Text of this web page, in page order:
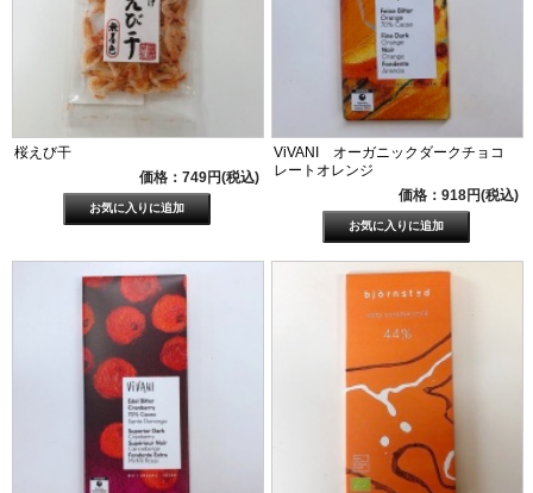
桜えび干
価格：749円(税込)
ViVANI オーガニックダークチョコ
レートオレンジ
価格：918円(税込)